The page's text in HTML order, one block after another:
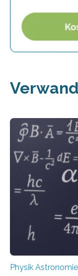
Physik Astronomie